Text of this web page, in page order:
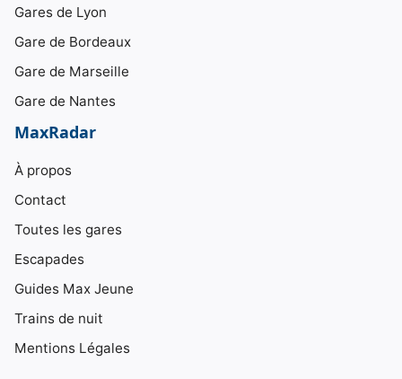
Gares de Lyon
Gare de Bordeaux
Gare de Marseille
Gare de Nantes
MaxRadar
À propos
Contact
Toutes les gares
Escapades
Guides Max Jeune
Trains de nuit
Mentions Légales